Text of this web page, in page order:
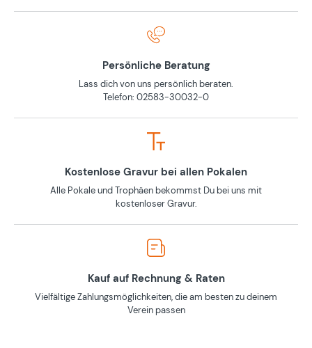
Persönliche Beratung
Lass dich von uns persönlich beraten.
Telefon: 02583-30032-0
Kostenlose Gravur bei allen Pokalen
Alle Pokale und Trophäen bekommst Du bei uns mit
kostenloser Gravur.
Kauf auf Rechnung & Raten
Vielfältige Zahlungsmöglichkeiten, die am besten zu deinem
Verein passen